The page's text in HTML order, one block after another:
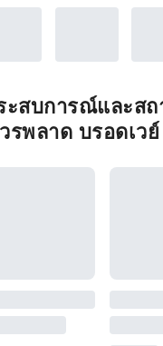
ะสบการณ์และส
รพลาด บรอดเวย์